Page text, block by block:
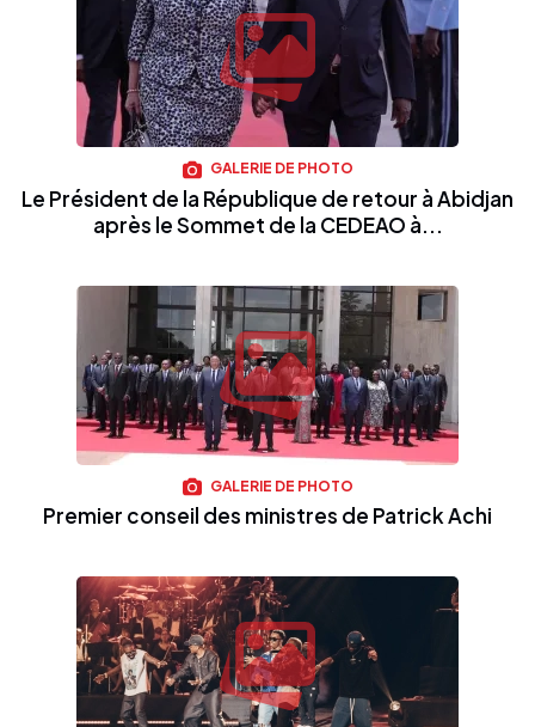
GALERIE DE PHOTO
Le Président de la République de retour à Abidjan
après le Sommet de la CEDEAO à...
GALERIE DE PHOTO
Premier conseil des ministres de Patrick Achi